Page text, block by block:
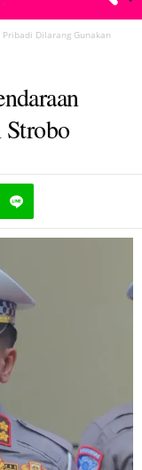
Dilarang Gunakan